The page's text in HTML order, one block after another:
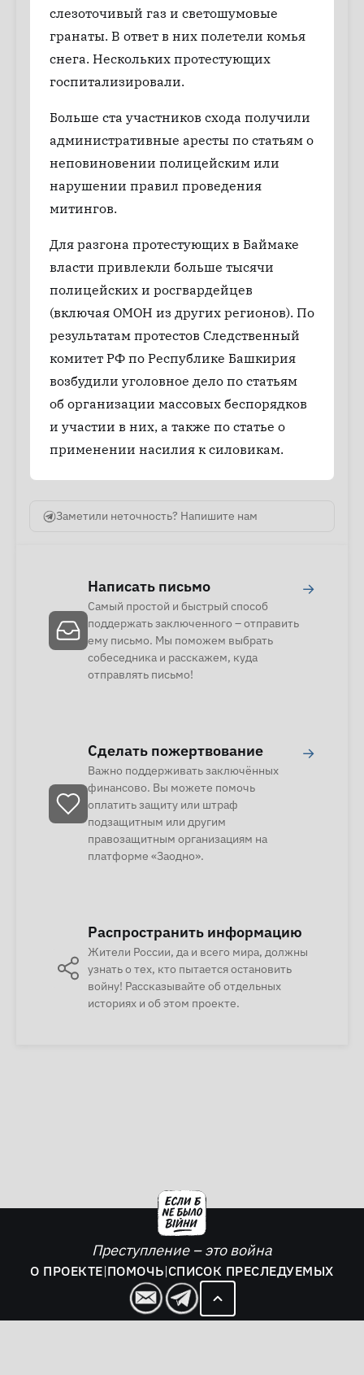
слезоточивый газ и светошумовые
гранаты. В ответ в них полетели комья
снега. Нескольких протестующих
госпитализировали.
Больше ста участников схода получили
административные аресты по статьям о
неповиновении полицейским или
нарушении правил проведения
митингов.
Для разгона протестующих в Баймаке
власти привлекли больше тысячи
полицейских и росгвардейцев
(включая ОМОН из других регионов). По
результатам протестов Следственный
комитет РФ по Республике Башкирия
возбудили уголовное дело по статьям
об организации массовых беспорядков
и участии в них, а также по статье о
применении насилия к силовикам.
Заметили неточность? Напишите нам
Написать письмо
Самый простой и быстрый способ
поддержать заключенного – отправить
ему письмо. Мы поможем выбрать
собеседника и расскажем, куда
отправлять письмо!
→
Сделать пожертвование
Важно поддерживать заключённых
финансово. Вы можете помочь
оплатить защиту или штраф
подзащитным или другим
правозащитным организациям на
платформе «Заодно».
→
Распространить информацию
Жители России, да и всего мира, должны
узнать о тех, кто пытается остановить
войну! Рассказывайте об отдельных
историях и об этом проекте.
Преступление – это война
О ПРОЕКТЕ|ПОМОЧЬ|СПИСОК ПРЕСЛЕДУЕМЫХ